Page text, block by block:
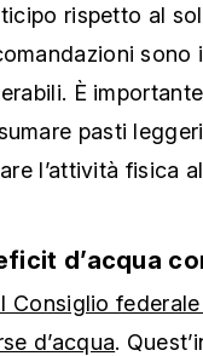
rispetto al
sono
È
pasti
l’attività fisica
d’acqua
Consiglio
d’acqua.